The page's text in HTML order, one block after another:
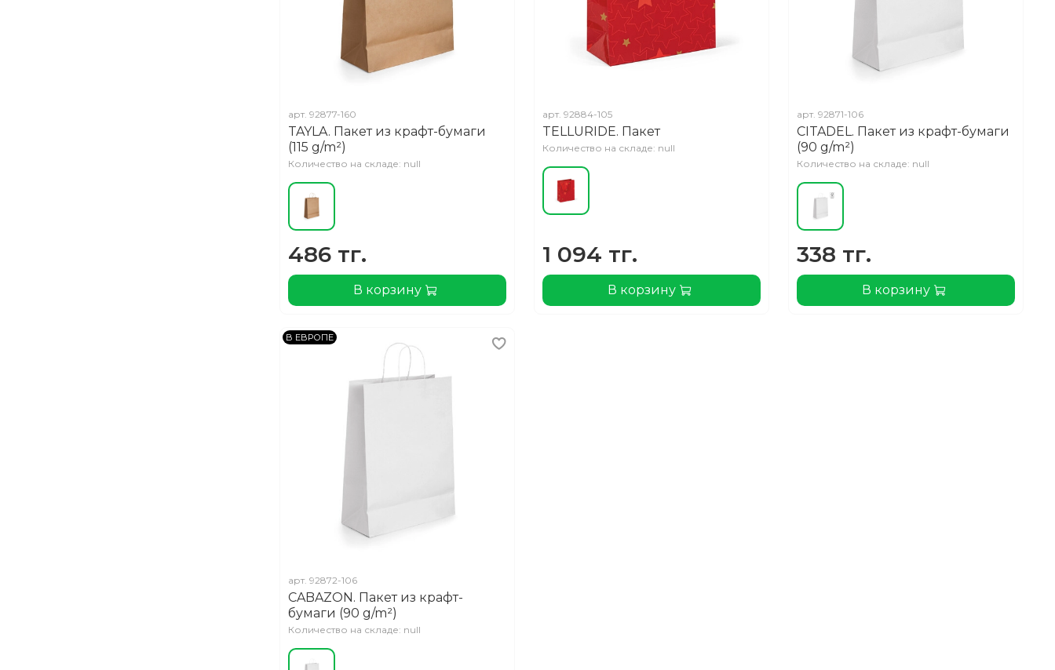
арт. 92877-160
TAYLA. Пакет из крафт-бумаги
(115 g/m²)
Количество на складе: null
486 тг.
В корзину
арт. 92884-105
TELLURIDE. Пакет
Количество на складе: null
1 094 тг.
В корзину
арт. 92871-106
CITADEL. Пакет из крафт-бумаги
(90 g/m²)
Количество на складе: null
338 тг.
В корзину
В ЕВРОПЕ
арт. 92872-106
CABAZON. Пакет из крафт-
бумаги (90 g/m²)
Количество на складе: null